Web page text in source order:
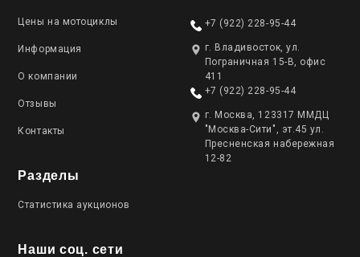
Цены на мотоциклы
Информация
О компании
Отзывы
Контакты
Разделы
Статистика аукционов
Наши соц. сети
+7 (922) 228-95-44
г. Владивосток, ул.
Пограничная 15-В, офис
411
+7 (922) 228-95-44
г. Москва, 123317 ММДЦ
"Москва-Сити", эт.45 ул.
Пресненская набережная
12-82